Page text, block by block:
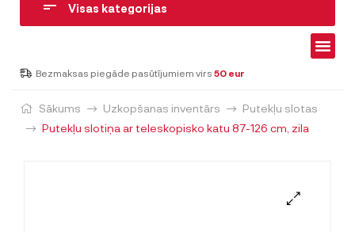
Visas kategorijas
Bezmaksas piegāde pasūtījumiem virs 50 eur
Sākums Uzkopšanas inventārs
Putekļu slotas
Putekļu slotiņa ar teleskopisko katu 87-126 cm, zila